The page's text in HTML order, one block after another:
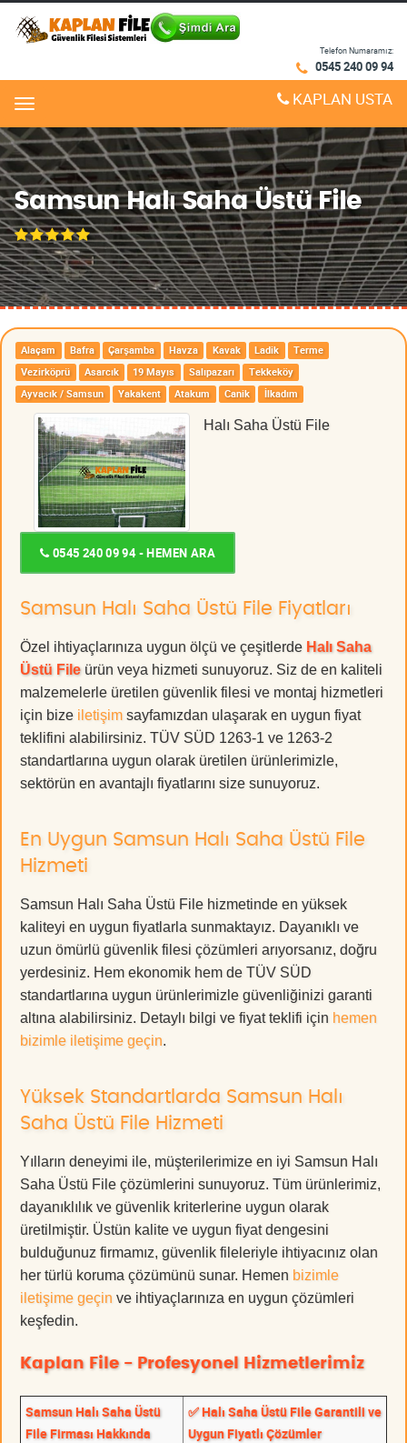
Telefon Numaramız:
0545 240 09 94
Menu KAPLAN USTA
Samsun Halı Saha Üstü File
Alaçam Bafra Çarşamba Havza Kavak Ladik
Terme
Vezirköprü
Asarcık 19 Mayıs Salıpazarı
Tekkeköy
Ayvacık / Samsun
Yakakent Atakum Canik İlkadım
Halı Saha Üstü File
0545 240 09 94 - HEMEN ARA
Samsun Halı Saha Üstü File Fiyatları
Özel ihtiyaçlarınıza uygun ölçü ve çeşitlerde Halı Saha
Üstü Fileürün veya hizmeti sunuyoruz. Siz de en kaliteli
malzemelerle üretilen güvenlik filesi ve montaj hizmetleri
için bize iletişim sayfamızdan ulaşarak en uygun fiyat
teklifini alabilirsiniz. TÜV SÜD 1263-1 ve 1263-2
standartlarına uygun olarak üretilen ürünlerimizle,
sektörün en avantajlı fiyatlarını size sunuyoruz.
En Uygun Samsun Halı Saha Üstü File
Hizmeti
Samsun Halı Saha Üstü File hizmetinde en yüksek
kaliteyi en uygun fiyatlarla sunmaktayız. Dayanıklı ve
uzun ömürlü güvenlik filesi çözümleri arıyorsanız, doğru
yerdesiniz. Hem ekonomik hem de TÜV SÜD
standartlarına uygun ürünlerimizle güvenliğinizi garanti
altına alabilirsiniz. Detaylı bilgi ve fiyat teklifi için hemen
bizimle iletişime geçin.
Yüksek Standartlarda Samsun Halı
Saha Üstü File Hizmeti
Yılların deneyimi ile, müşterilerimize en iyi Samsun Halı
Saha Üstü File çözümlerini sunuyoruz. Tüm ürünlerimiz,
dayanıklılık ve güvenlik kriterlerine uygun olarak
üretilmiştir. Üstün kalite ve uygun fiyat dengesini
bulduğunuz firmamız, güvenlik fileleriyle ihtiyacınız olan
her türlü koruma çözümünü sunar. Hemen bizimle
iletişime geçin ve ihtiyaçlarınıza en uygun çözümleri
keşfedin.
Kaplan File - Profesyonel Hizmetlerimiz
Samsun Halı Saha Üstü
File Firması Hakkında
✅ Halı Saha Üstü File Garantili ve
Uygun Fiyatlı Çözümler